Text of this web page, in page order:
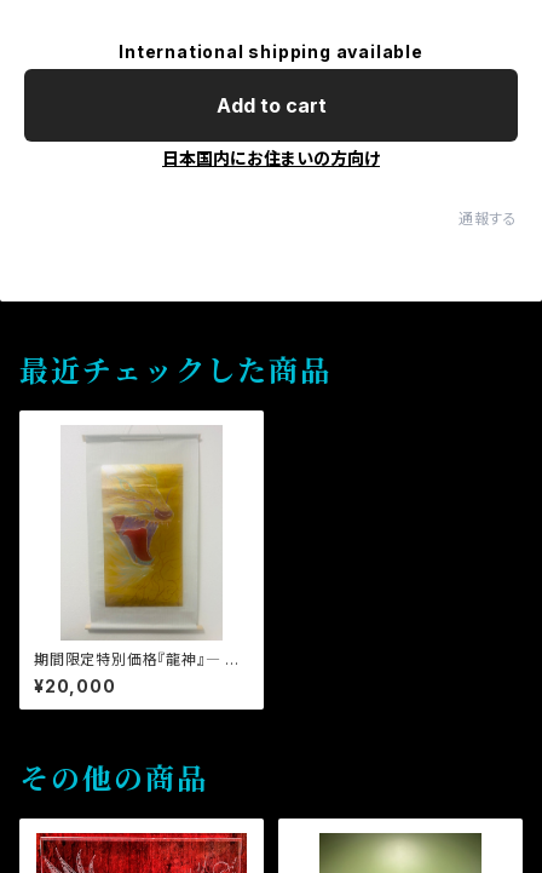
International shipping available
Add to cart
日本国内にお住まいの方向け
通報する
最近チェックした商品
期間限定特別価格『龍神』― 掛
軸風作品
¥20,000
その他の商品